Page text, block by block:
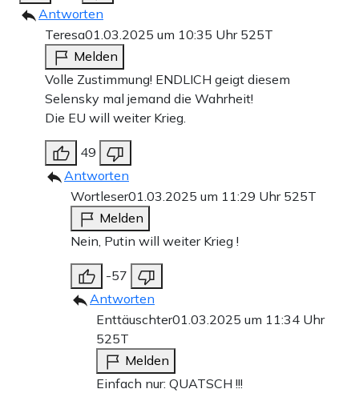
Antworten
Teresa01.03.2025 um 10:35 Uhr 525T
Melden
Volle Zustimmung! ENDLICH geigt diesem
Selensky mal jemand die Wahrheit!
Die EU will weiter Krieg.
49
Antworten
Wortleser01.03.2025 um 11:29 Uhr 525T
Melden
Nein, Putin will weiter Krieg !
-57
Antworten
Enttäuschter01.03.2025 um 11:34 Uhr
525T
Melden
Einfach nur: QUATSCH !!!